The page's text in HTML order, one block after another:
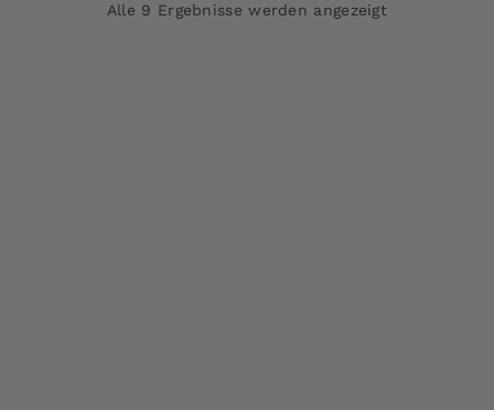
Alle 9 Ergebnisse werden angezeigt